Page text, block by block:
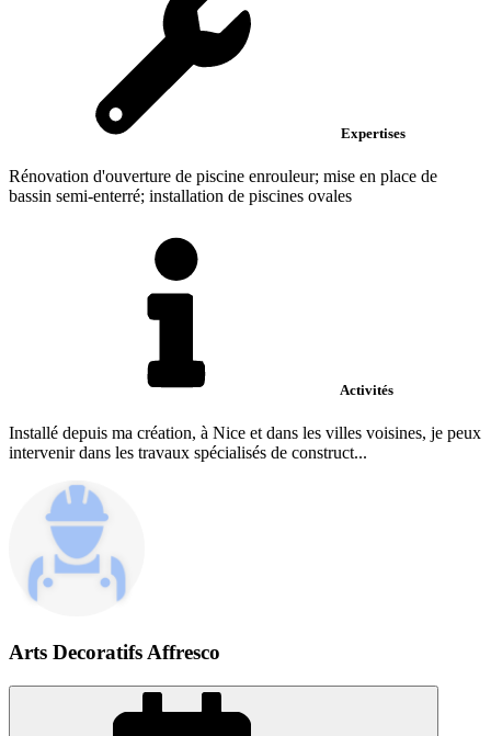
Expertises
Rénovation d'ouverture de piscine enrouleur; mise en place de
bassin semi-enterré; installation de piscines ovales
Activités
Installé depuis ma création, à Nice et dans les villes voisines, je peux
intervenir dans les travaux spécialisés de construct...
Arts Decoratifs Affresco